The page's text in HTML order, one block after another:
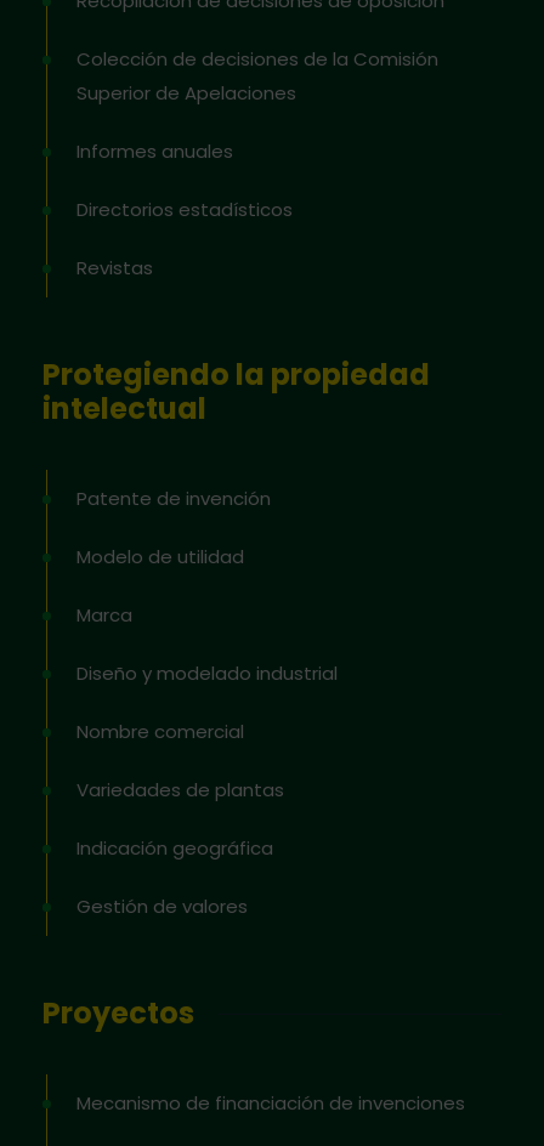
Colección de decisiones de la Comisión
Superior de Apelaciones
Informes anuales
Directorios estadísticos
Revistas
Protegiendo la propiedad
intelectual
Patente de invención
Modelo de utilidad
Marca
Diseño y modelado industrial
Nombre comercial
Variedades de plantas
Indicación geográfica
Gestión de valores
Proyectos
Mecanismo de financiación de invenciones